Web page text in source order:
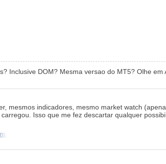
Inclusive DOM? Mesma versao do MT5? Olhe em
mesmos indicadores, mesmo market watch
Isso que me fez descartar qualquer